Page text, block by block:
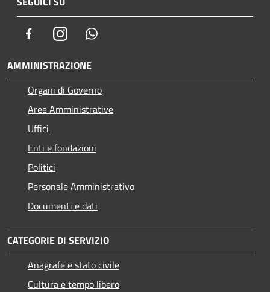
FacebookInstagram
AMMINISTRAZIONE
Organi di Governo
Aree Amministrative
Uffici
Enti e fondazioni
Politici
Personale Amministrativo
Documenti e dati
CATEGORIE DI SERVIZIO
Anagrafe e stato civile
Cultura e tempo libero